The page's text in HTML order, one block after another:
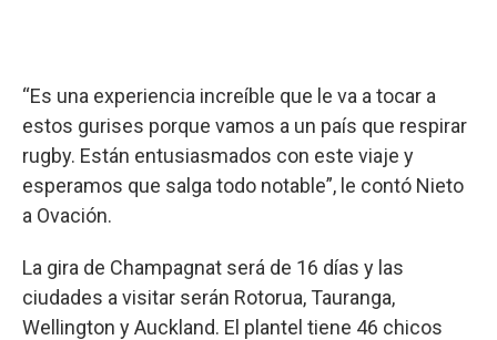
“Es una experiencia increíble que le va a tocar a
estos gurises porque vamos a un país que respirar
rugby. Están entusiasmados con este viaje y
esperamos que salga todo notable”, le contó Nieto
a Ovación.
La gira de Champagnat será de 16 días y las
ciudades a visitar serán Rotorua, Tauranga,
Wellington y Auckland. El plantel tiene 46 chicos